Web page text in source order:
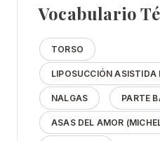
Vocabulario
TORSO
LIPOSUCCIÓN ASISTIDA
NALGAS PARTE
ASAS DEL AMOR